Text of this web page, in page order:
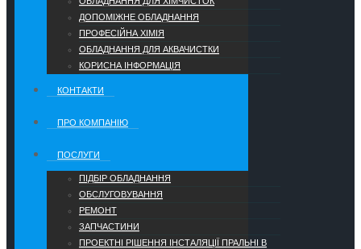
ДОПОМІЖНЕ ОБЛАДНАННЯ
ПРОФЕСІЙНА ХІМІЯ
ОБЛАДНАННЯ ДЛЯ АКВАЧИСТКИ
КОРИСНА ІНФОРМАЦІЯ
КОНТАКТИ
ПРО КОМПАНІЮ
ПОСЛУГИ
ПІДБІР ОБЛАДНАННЯ
ОБСЛУГОВУВАННЯ
РЕМОНТ
ЗАПЧАСТИНИ
ПРОЕКТНІ РІШЕННЯ ІНСТАЛЯЦІЇ ПРАЛЬНІ В